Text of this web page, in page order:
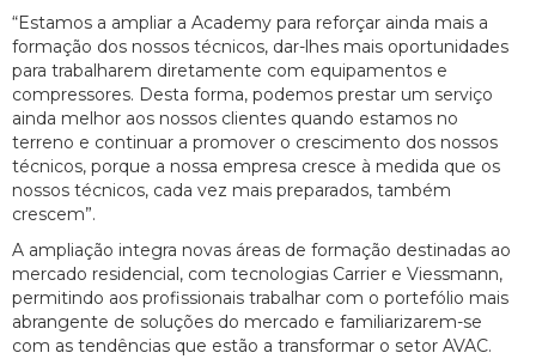
“Estamos a ampliar a Academy para reforçar ainda mais a
formação dos nossos técnicos, dar-lhes mais oportunidades
para trabalharem diretamente com equipamentos e
compressores. Desta forma, podemos prestar um serviço
ainda melhor aos nossos clientes quando estamos no
terreno e continuar a promover o crescimento dos nossos
técnicos, porque a nossa empresa cresce à medida que os
nossos técnicos, cada vez mais preparados, também
crescem”.
A ampliação integra novas áreas de formação destinadas ao
mercado residencial, com tecnologias Carrier e Viessmann,
permitindo aos profissionais trabalhar com o portefólio mais
abrangente de soluções do mercado e familiarizarem-se
com as tendências que estão a transformar o setor AVAC.